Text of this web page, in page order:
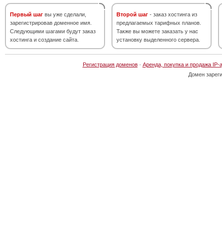
Первый шаг вы уже сделали,
зарегистрировав доменное имя.
Следующими шагами будут заказ
хостинга и создание сайта.
Второй шаг - заказ хостинга из
предлагаемых тарифных планов.
Также вы можете заказать у нас
установку выделенного сервера.
Регистрация доменов· Аренда, покупка и продажа IP-
Домен